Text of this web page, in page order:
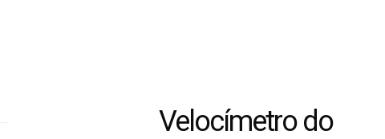
Velocímetro do